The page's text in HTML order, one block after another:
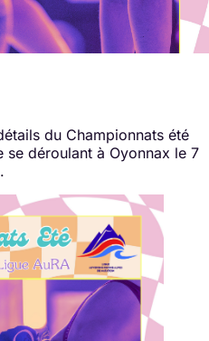
du Championnats été
se déroulant à Oyonnax le 7
.